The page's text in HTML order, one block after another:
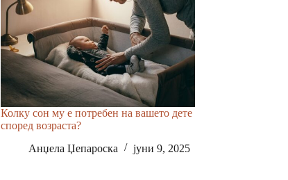
Колку сон му е потребен на вашето дете
според возраста?
Анџела Џепароска
јуни 9, 2025